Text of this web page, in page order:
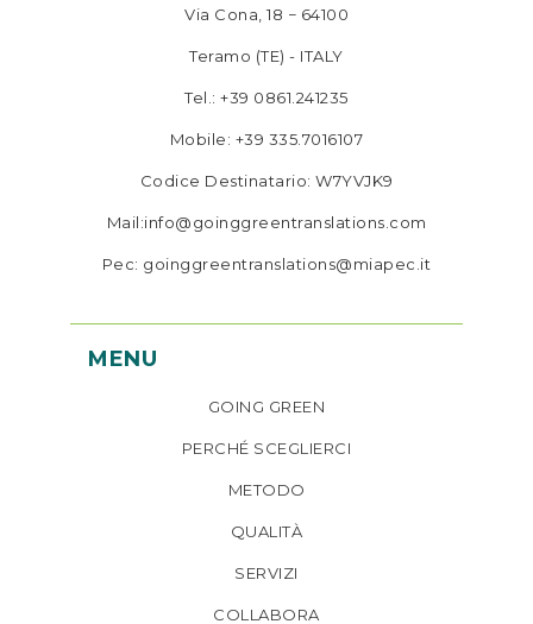
Via Cona, 18 − 64100
Teramo (TE) - ITALY
Tel.: +39 0861.241235
Mobile: +39 335.7016107
Codice Destinatario: W7YVJK9
Mail:info@goinggreentranslations.com
Pec: goinggreentranslations@miapec.it
MENU
GOING GREEN
PERCHÉ SCEGLIERCI
METODO
QUALITÀ
SERVIZI
COLLABORA